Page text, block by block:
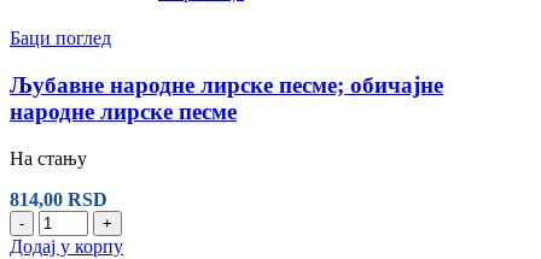
Баци поглед
Љубавне народне лирске песме; обичајне
народне лирске песме
На стању
814,00 RSD
- +
Додај у корпу